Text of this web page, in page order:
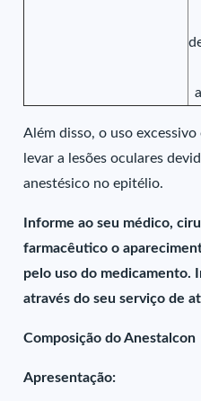
Além disso, o uso
levar a lesões oculares
anestésico no epitélio.
Informe ao seu médico,
farmacêutico o
pelo uso do medicamento.
através do seu serviço de
Composição do Anestalcon
Apresentação: